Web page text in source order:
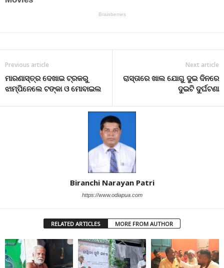
Previous article
ମାରଣାସ୍ତ୍ର ଦେଖାଇ ଟ୍ରକରୁ
ଝାମ୍ପିନେଲେ ଟଙ୍କା ଓ ମୋବାଇଲ
Next article
ରାସ୍ତାରେ ଖାଲ ଯୋଗୁ ଦୁଇ ଦିନରେ
ଦୁଇଟି ଦୁର୍ଘଟଣା
Biranchi Narayan Patri
https://www.odiapua.com
RELATED ARTICLES MORE FROM AUTHOR